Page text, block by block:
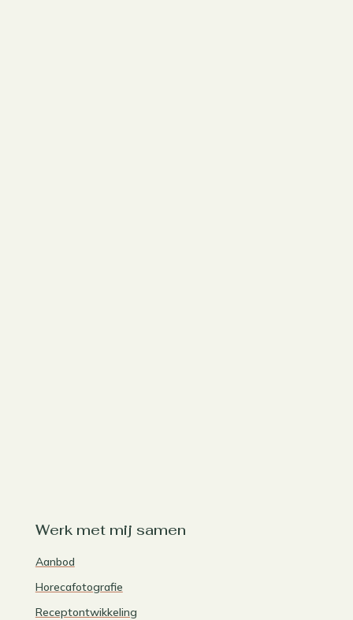
Werk met mij samen
Aanbod
Horecafotografie
Receptontwikkeling